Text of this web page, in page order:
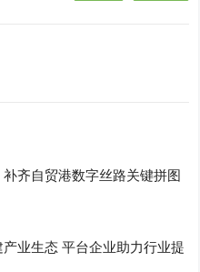
齐自贸港数字丝路关键拼图
业生态 平台企业助力行业提